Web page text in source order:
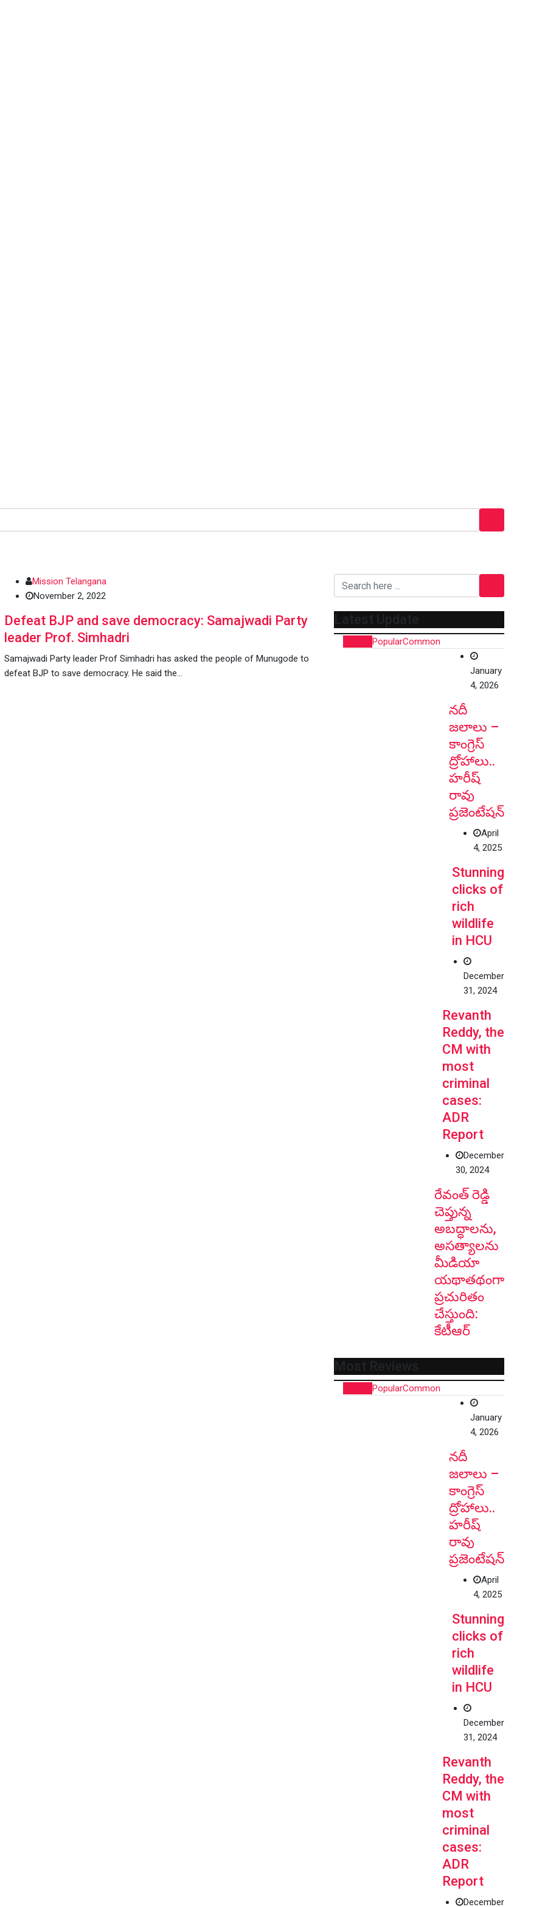
Mission Telangana
November 2, 2022
Defeat BJP and save democracy: Samajwadi Party
leader Prof. Simhadri
Samajwadi Party leader Prof Simhadri has asked the people of Munugode to
defeat BJP to save democracy. He said the…
Latest Update
PopularCommon
January
4, 2026
నదీ
జలాలు –
కాంగ్రెస్
ద్రోహాలు..
హరీష్
రావు
ప్రజెంటేషన్
April
4, 2025
Stunning
clicks of
rich
wildlife
in HCU
December
31, 2024
Revanth
Reddy, the
CM with
most
criminal
cases:
ADR
Report
December
30, 2024
రేవంత్ రెడ్డి
చెప్తున్న
అబద్ధాలను,
అసత్యాలను
మీడియా
యథాతథంగా
ప్రచురితం
చేస్తుంది:
కేటీఆర్
Most Reviews
PopularCommon
January
4, 2026
నదీ
జలాలు –
కాంగ్రెస్
ద్రోహాలు..
హరీష్
రావు
ప్రజెంటేషన్
April
4, 2025
Stunning
clicks of
rich
wildlife
in HCU
December
31, 2024
Revanth
Reddy, the
CM with
most
criminal
cases:
ADR
Report
December